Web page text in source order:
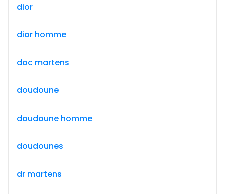
dior
dior homme
doc martens
doudoune
doudoune homme
doudounes
dr martens